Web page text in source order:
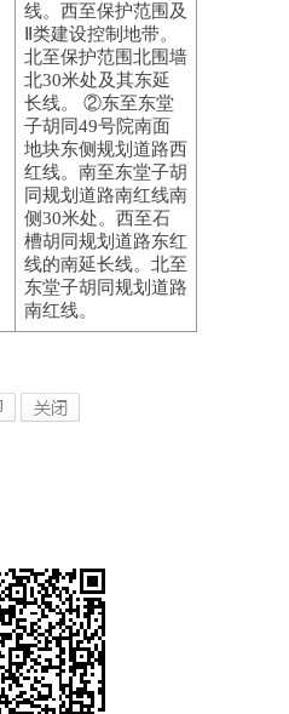
线。西至保护范围及
Ⅱ类建设控制地带。
北至保护范围北围墙
北30米处及其东延
长线。 ②东至东堂
子胡同49号院南面
地块东侧规划道路西
红线。南至东堂子胡
同规划道路南红线南
侧30米处。西至石
槽胡同规划道路东红
线的南延长线。北至
东堂子胡同规划道路
南红线。